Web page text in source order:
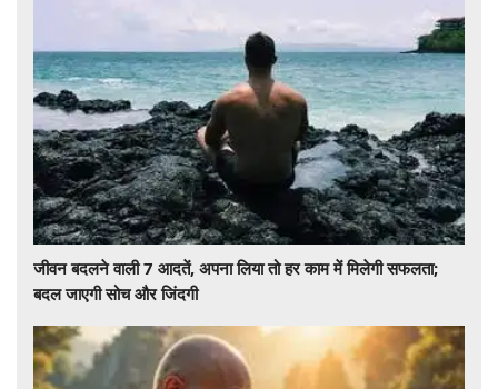
जीवन बदलने वाली 7 आदतें, अपना लिया तो हर काम में मिलेगी सफलता;
बदल जाएगी सोच और जिंदगी